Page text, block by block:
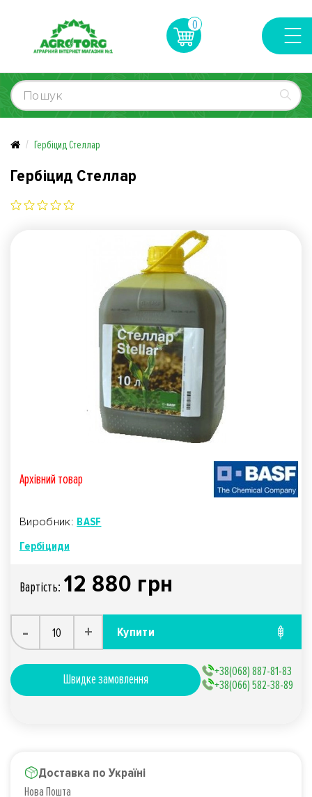
0
Гербіцид Стеллар
Гербіцид Стеллар
Архівний товар
Виробник: BASF
Гербіциди
Вартiсть: 12 880 грн
- + Купити
Швидке замовлення
+38(068) 887-81-83
+38(066) 582-38-89
Доставка по Україні
Нова Пошта